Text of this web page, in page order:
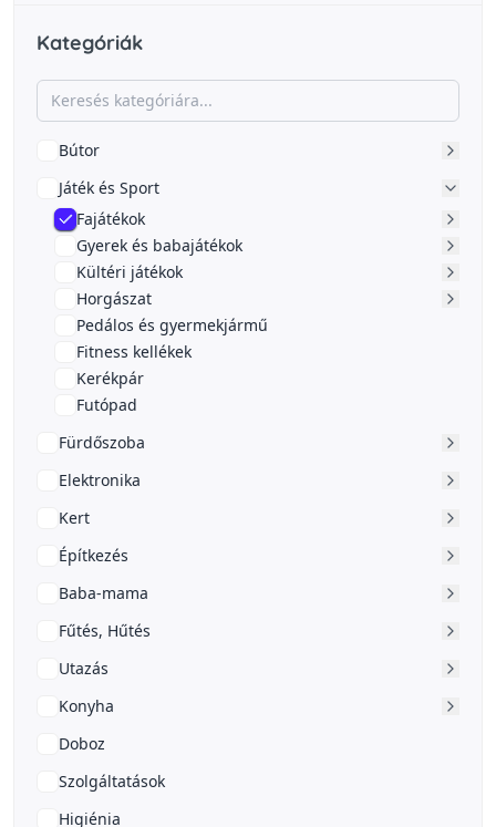
Kategóriák
Bútor
Játék és Sport
Fajátékok
Gyerek és babajátékok
Kültéri játékok
Horgászat
Pedálos és gyermekjármű
Fitness kellékek
Kerékpár
Futópad
Fürdőszoba
Elektronika
Kert
Építkezés
Baba-mama
Fűtés, Hűtés
Utazás
Konyha
Doboz
Szolgáltatások
Higiénia